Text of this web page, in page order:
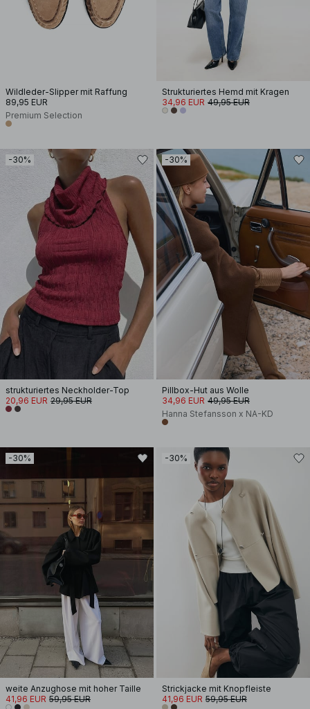
Wildleder-Slipper mit Raffung
89,95 EUR
Premium Selection
Strukturiertes Hemd mit Kragen
34,96 EUR 49,95 EUR
-30%
strukturiertes Neckholder-Top
20,96 EUR 29,95 EUR
-30%
Pillbox-Hut aus Wolle
34,96 EUR 49,95 EUR
Hanna Stefansson x NA-KD
-30%
weite Anzughose mit hoher Taille
41,96 EUR 59,95 EUR
-30%
Strickjacke mit Knopfleiste
41,96 EUR 59,95 EUR